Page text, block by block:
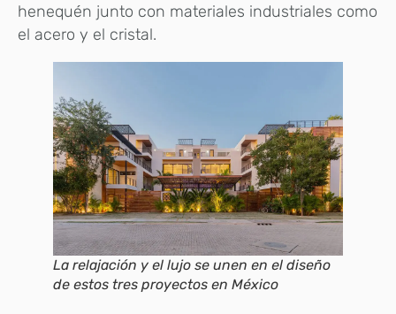
henequén junto con materiales industriales como
el acero y el cristal.
La relajación y el lujo se unen en el diseño
de estos tres proyectos en México